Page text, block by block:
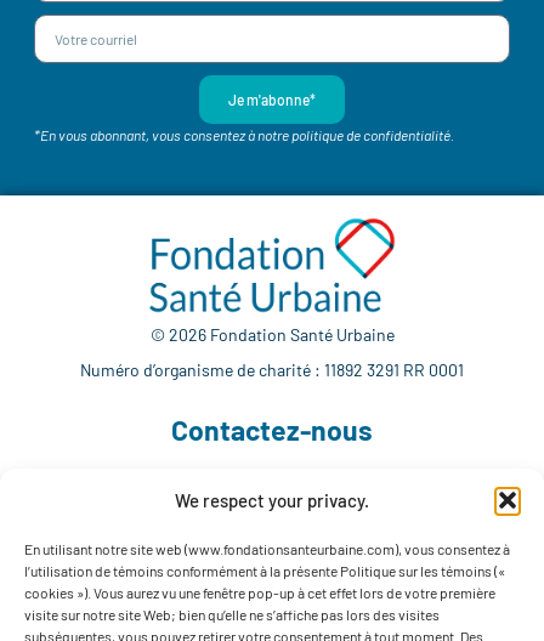
We respect your privacy.
En utilisant notre site web (www.fondationsanteurbaine.com), vous consentez à
l’utilisation de témoins conformément à la présente Politique sur les témoins («
cookies »). Vous aurez vu une fenêtre pop-up à cet effet lors de votre première
visite sur notre site Web; bien qu’elle ne s’affiche pas lors des visites
subséquentes, vous pouvez retirer votre consentement à tout moment. Des
Je m'abonne*
*En vous abonnant, vous consentez à notre politique de confidentialité.
© 2026 Fondation Santé Urbaine
Numéro d’organisme de charité : 11892 3291 RR 0001
Contactez-nous
info@fondationsanteurbaine.com
1560 rue Sherbrooke Est, local F-1123
Montréal, QC H2L 4M1